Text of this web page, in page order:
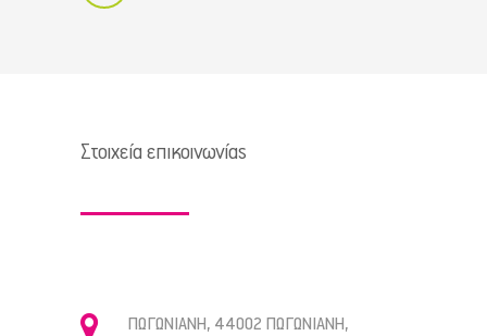
Στοιχεία επικοινωνίας
ΠΩΓΩΝΙΑΝΗ, 44002 ΠΩΓΩΝΙΑΝΗ,